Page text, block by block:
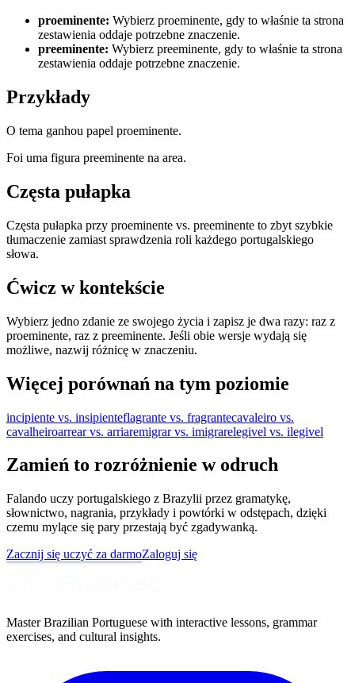
proeminente: Wybierz proeminente, gdy to właśnie ta strona
zestawienia oddaje potrzebne znaczenie.
preeminente: Wybierz preeminente, gdy to właśnie ta strona
zestawienia oddaje potrzebne znaczenie.
Przykłady
O tema ganhou papel proeminente.
Foi uma figura preeminente na area.
Częsta pułapka
Częsta pułapka przy proeminente vs. preeminente to zbyt szybkie
tłumaczenie zamiast sprawdzenia roli każdego portugalskiego
słowa.
Ćwicz w kontekście
Wybierz jedno zdanie ze swojego życia i zapisz je dwa razy: raz z
proeminente, raz z preeminente. Jeśli obie wersje wydają się
możliwe, nazwij różnicę w znaczeniu.
Więcej porównań na tym poziomie
incipiente vs. insipienteflagrante vs. fragrantecavaleiro vs.
cavalheiroarrear vs. arriaremigrar vs. imigrarelegivel vs. ilegivel
Zamień to rozróżnienie w odruch
Falando uczy portugalskiego z Brazylii przez gramatykę,
słownictwo, nagrania, przykłady i powtórki w odstępach, dzięki
czemu mylące się pary przestają być zgadywanką.
Zacznij się uczyć za darmoZaloguj się
Master Brazilian Portuguese with interactive lessons, grammar
exercises, and cultural insights.